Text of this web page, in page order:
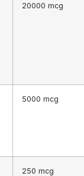
20000 mcg
5000 mcg
250 mcg